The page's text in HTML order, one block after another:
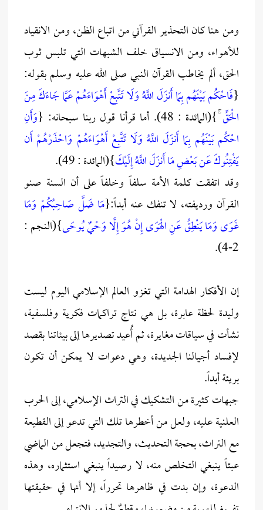
ومن هنا كان التحذير القرآني من اتباع الظن، ومن الانقياد
للأهواء، ومن الانسياق خلف الشبهات التي تلبس ثوب
الحق، ألم يخاطب القرآن النبي صلى الله عليه وسلم بقوله:
{فَاحْكُم بَيْنَهُم بِمَا أَنزَلَ اللَّهُ وَلَا تَتَّبِعْ أَهْوَاءَهُمْ عَمَّا جَاءَكَ مِنَ
الْحَقِّۚ}(المائدة : 48). أما قرأنا قول ربنا سبحانه: {
وَأَنِ
احْكُم بَيْنَهُم بِمَا أَنزَلَ اللَّهُ وَلَا تَتَّبِعْ أَهْوَاءَهُمْ وَاحْذَرْهُمْ أَن
يَفْتِنُوكَ عَن بَعْضِ مَا أَنزَلَ اللَّهُ إِلَيْكَ}(المائدة : 49).
وقد اتفقت كلمة الأمة سلفاً وخلفاً على أن السنة صنو
القرآن ورديفته، لا تنفك عنه أبداً:{مَا ضَلَّ صَاحِبُكُمْ وَمَا
غَوَى وَمَا يَنْطِقُ عَنِ الْهَوَى إِنْ هُوَ إِلَّا وَحْيٌ يُوحَى}(النجم :
2-4).
إن الأفكار الهدامة التي تغزو العالم الإسلامي اليوم ليست
وليدة لحظة عابرة، بل هي نتاج تراكمات فكرية وفلسفية،
نشأت في سياقات مغايرة، ثم أُعيد تصديرها إلى بيئاتنا بقصد
لإفساد أجيالنا الجديدة، وهي دعوات لا يمكن أن تكون
بريئة أبداً.
جبهات كثيرة من التشكيك في التراث الإسلامي، إلى الحرب
العلنية عليه، ولعل من أخطرها تلك التي تدعو إلى القطيعة
مع التراث، بحجة التحديث، والتجديد، فتجعل من الماضي
عبئاً ينبغي التخلص منه، لا رصيداً ينبغي استثماره، وهذه
الدعوة، وإن بدت في ظاهرها تحرراً، إلا أنها في حقيقتها